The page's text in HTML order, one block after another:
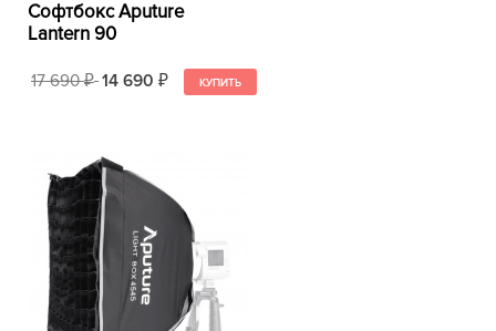
Софтбокс Aputure
Lantern 90
17 690₽ 14 690 ₽